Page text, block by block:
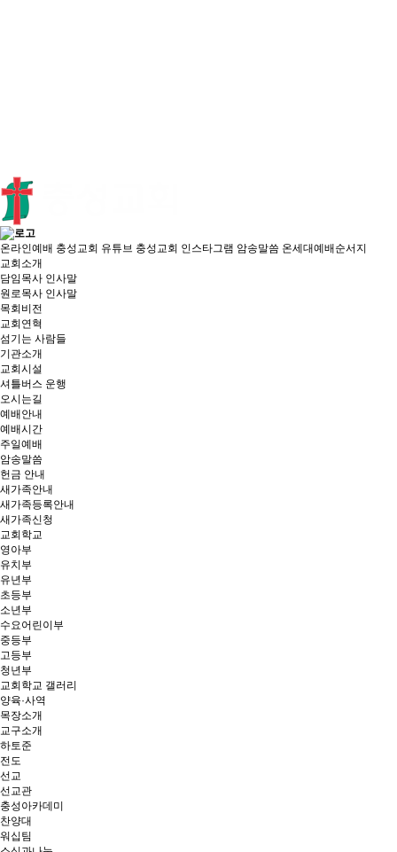
온라인예배 충성교회 유튜브 충성교회 인스타그램 암송말씀 온세대예배순서지
교회소개
담임목사 인사말
원로목사 인사말
목회비전
교회연혁
섬기는 사람들
기관소개
교회시설
셔틀버스 운행
오시는길
예배안내
예배시간
주일예배
암송말씀
헌금 안내
새가족안내
새가족등록안내
새가족신청
교회학교
영아부
유치부
유년부
초등부
소년부
수요어린이부
중등부
고등부
청년부
교회학교 갤러리
양육·사역
목장소개
교구소개
하토준
전도
선교
선교관
충성아카데미
찬양대
워십팀